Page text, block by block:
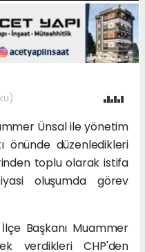
Ünsal ile yönetim
önünde düzenledikleri
toplu olarak istifa
oluşumda görev
Başkanı Muammer
verdikleri CHP'den